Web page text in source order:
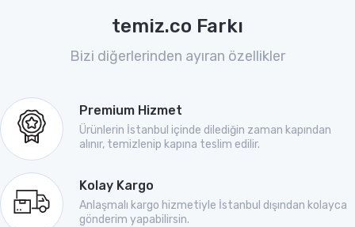
temiz.co Farkı
Bizi diğerlerinden ayıran özellikler
Premium Hizmet
Ürünlerin İstanbul içinde dilediğin zaman kapından
alınır, temizlenip kapına teslim edilir.
Kolay Kargo
Anlaşmalı kargo hizmetiyle İstanbul dışından kolayca
gönderim yapabilirsin.